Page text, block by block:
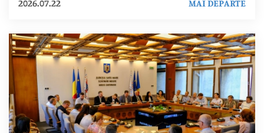
2026.07.22
MAI DEPARTE